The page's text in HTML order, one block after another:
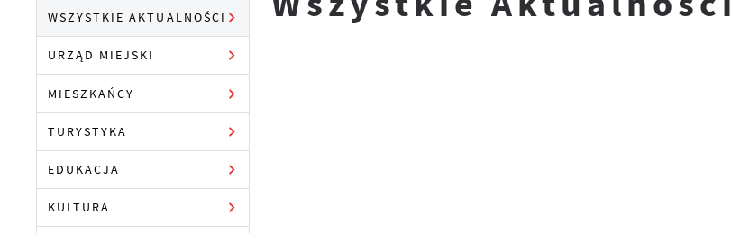
WSZYSTKIE AKTUALNOŚCI
URZĄD MIEJSKI
MIESZKAŃCY
TURYSTYKA
EDUKACJA
KULTURA